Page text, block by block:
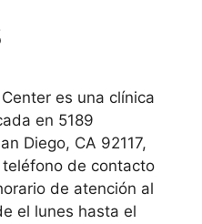
es una clínica
en 5189
Diego, CA 92117,
de contacto
de atención al
el lunes hasta el